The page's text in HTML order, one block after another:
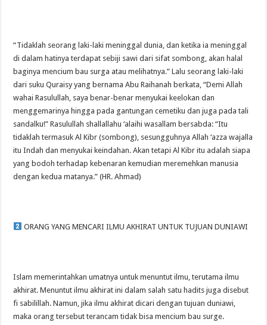
“Tidaklah seorang laki-laki meninggal dunia, dan ketika ia meninggal
di dalam hatinya terdapat sebiji sawi dari sifat sombong, akan halal
baginya mencium bau surga atau melihatnya.” Lalu seorang laki-laki
dari suku Quraisy yang bernama Abu Raihanah berkata, “Demi Allah
wahai Rasulullah, saya benar-benar menyukai keelokan dan
menggemarinya hingga pada gantungan cemetiku dan juga pada tali
sandalku!” Rasulullah shallallahu ‘alaihi wasallam bersabda: “Itu
tidaklah termasuk Al Kibr (sombong), sesungguhnya Allah ‘azza wajalla
itu Indah dan menyukai keindahan. Akan tetapi Al Kibr itu adalah siapa
yang bodoh terhadap kebenaran kemudian meremehkan manusia
dengan kedua matanya.” (HR. Ahmad)
ORANG YANG MENCARI ILMU AKHIRAT UNTUK TUJUAN DUNIAWI
Islam memerintahkan umatnya untuk menuntut ilmu, terutama ilmu
akhirat. Menuntut ilmu akhirat ini dalam salah satu hadits juga disebut
fi sabilillah. Namun, jika ilmu akhirat dicari dengan tujuan duniawi,
maka orang tersebut terancam tidak bisa mencium bau surge.